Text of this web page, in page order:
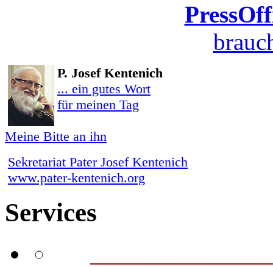
P. Josef Kentenich
... ein gutes Wort
für meinen Tag
Meine Bitte an ihn
Sekretariat Pater Josef Kentenich
www.pater-kentenich.org
Services